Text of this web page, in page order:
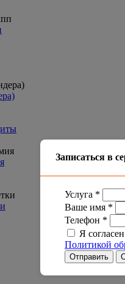
Записаться в
Услуга *
Ваше имя *
Телефон *
Я
Политикой